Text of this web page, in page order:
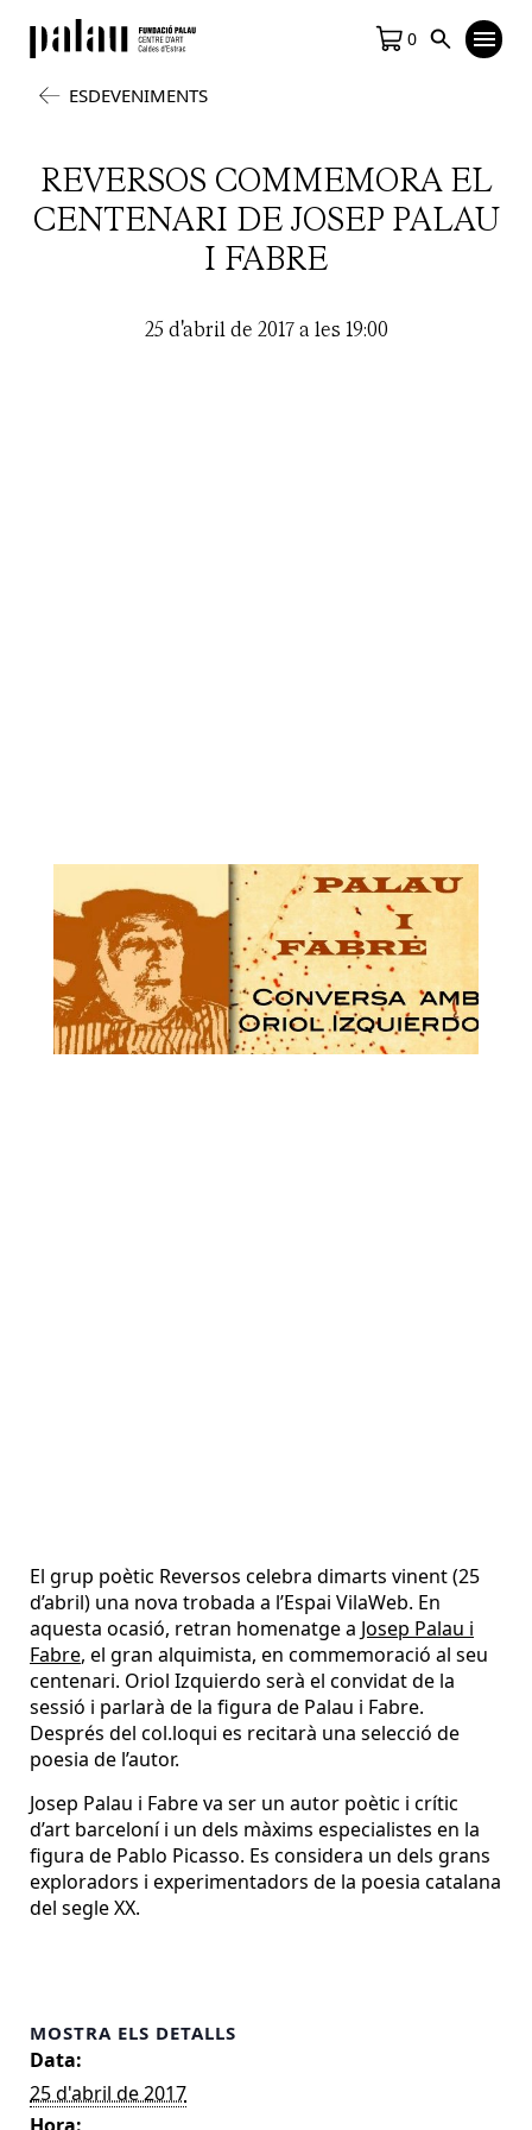
0
ESDEVENIMENTS
REVERSOS COMMEMORA EL
CENTENARI DE JOSEP PALAU
I FABRE
25 d'abril de 2017 a les 19:00
El grup poètic Reversos celebra dimarts vinent (25
d’abril) una nova trobada a l’Espai VilaWeb. En
aquesta ocasió, retran homenatge a Josep Palau i
Fabre, el gran alquimista, en commemoració al seu
centenari. Oriol Izquierdo serà el convidat de la
sessió i parlarà de la figura de Palau i Fabre.
Després del col.loqui es recitarà una selecció de
poesia de l’autor.
Josep Palau i Fabre va ser un autor poètic i crític
d’art barceloní i un dels màxims especialistes en la
figura de Pablo Picasso. Es considera un dels grans
exploradors i experimentadors de la poesia catalana
del segle XX.
MOSTRA ELS DETALLS
Data:
25 d'abril de 2017
Hora: